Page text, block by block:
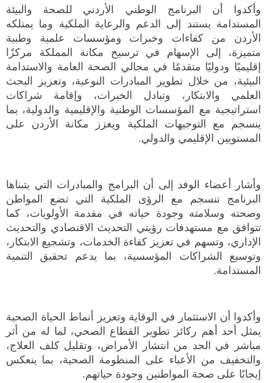
وأكدوا أن البرنامج الوطني الأردني للصحة والبيئة
المستدامة يستند إلى الدعم والرعاية الملكية وما يمتلكه
الأردن من كفاءات وخبرات ومؤسسات علمية وطبية
متميزة، إلى الإسهام في ترسيخ مكانة المملكة مركزًا
إقليميًا ودوليًا متقدمًا في مجالي الصحة العامة والاستدامة
البيئية، من خلال تطوير المبادرات النوعية، وتعزيز البحث
العلمي والابتكار، وتبادل الخبرات، وإقامة شراكات
استراتيجية مع المؤسسات الوطنية والإقليمية والدولية، بما
ينسجم مع التوجيهات الملكية ويعزز مكانة الأردن على
المستويين الإقليمي والدولي.
وأشار أعضاء الوفد إلى أن البرامج والمبادرات التي يتبناها
البرنامج تنسجم مع الرؤى الملكية التي تضع المواطن
وصحته وسلامته وجودة حياته في مقدمة الأولويات، كما
تتوافق مع مستهدفات رؤيتي التحديث الاقتصادي والتحديث
الإداري، وتسهم في تعزيز كفاءة الخدمات، وتشجيع الابتكار،
وتوسيع الشراكات المؤسسية، بما يدعم تحقيق التنمية
المستدامة.
وأكدوا أن الاستثمار في الوقاية وتعزيز أنماط الحياة الصحية
يمثل أحد أهم ركائز تطوير القطاع الصحي، لما له من أثر
مباشر في الحد من انتشار الأمراض، وتقليل كلف العلاج،
والتخفيف من الأعباء على المنظومة الصحية، بما ينعكس
إيجابًا على صحة المواطنين وجودة حياتهم.